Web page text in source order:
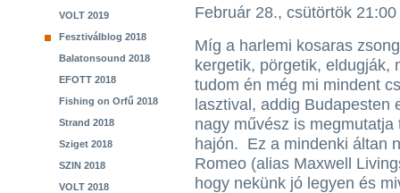
VOLT 2019
Fesztiválblog 2018
Balatonsound 2018
EFOTT 2018
Fishing on Orfű 2018
Strand 2018
Sziget 2018
SZIN 2018
VOLT 2018
Február 28., csütörtök 21:00
Míg a harlemi kosaras
kergetik, pörgetik, eldugják,
tudom én még mi mindent
lasztival, addig Budapesten
nagy művész is
hajón. Ez a mindenki áltan
Romeo (alias Maxwell
hogy nekünk jó legyen és